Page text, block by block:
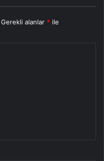
Gerekli alanlar * ile